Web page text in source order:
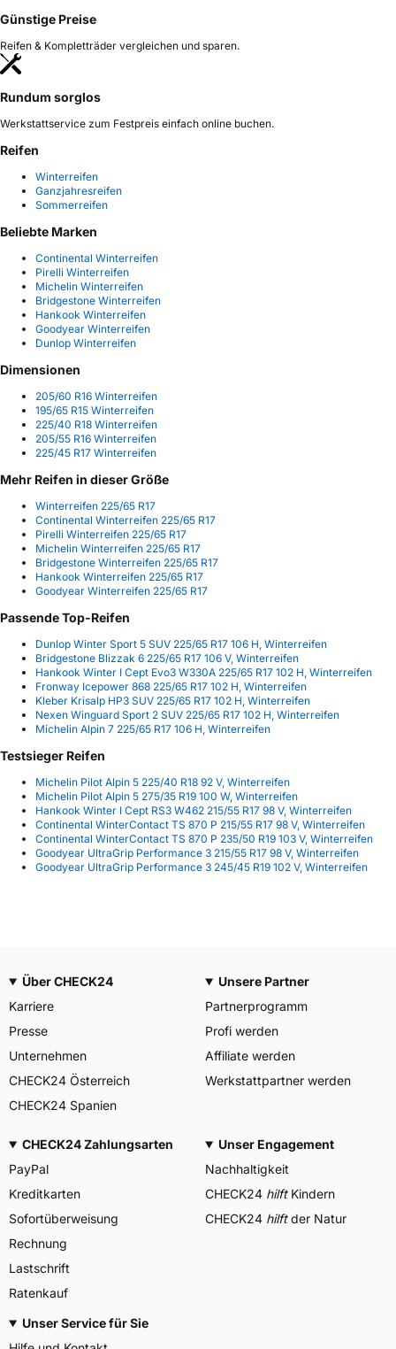
Günstige Preise
Reifen & Kompletträder vergleichen und sparen.
Rundum sorglos
Werkstattservice zum Festpreis einfach online buchen.
Reifen
Winterreifen
Ganzjahresreifen
Sommerreifen
Beliebte Marken
Continental Winterreifen
Pirelli Winterreifen
Michelin Winterreifen
Bridgestone Winterreifen
Hankook Winterreifen
Goodyear Winterreifen
Dunlop Winterreifen
Dimensionen
205/60 R16 Winterreifen
195/65 R15 Winterreifen
225/40 R18 Winterreifen
205/55 R16 Winterreifen
225/45 R17 Winterreifen
Mehr Reifen in dieser Größe
Winterreifen 225/65 R17
Continental Winterreifen 225/65 R17
Pirelli Winterreifen 225/65 R17
Michelin Winterreifen 225/65 R17
Bridgestone Winterreifen 225/65 R17
Hankook Winterreifen 225/65 R17
Goodyear Winterreifen 225/65 R17
Passende Top-Reifen
Dunlop Winter Sport 5 SUV 225/65 R17 106 H, Winterreifen
Bridgestone Blizzak 6 225/65 R17 106 V, Winterreifen
Hankook Winter I Cept Evo3 W330A 225/65 R17 102 H, Winterreifen
Fronway Icepower 868 225/65 R17 102 H, Winterreifen
Kleber Krisalp HP3 SUV 225/65 R17 102 H, Winterreifen
Nexen Winguard Sport 2 SUV 225/65 R17 102 H, Winterreifen
Michelin Alpin 7 225/65 R17 106 H, Winterreifen
Testsieger Reifen
Michelin Pilot Alpin 5 225/40 R18 92 V, Winterreifen
Michelin Pilot Alpin 5 275/35 R19 100 W, Winterreifen
Hankook Winter I Cept RS3 W462 215/55 R17 98 V, Winterreifen
Continental WinterContact TS 870 P 215/55 R17 98 V, Winterreifen
Continental WinterContact TS 870 P 235/50 R19 103 V, Winterreifen
Goodyear UltraGrip Performance 3 215/55 R17 98 V, Winterreifen
Goodyear UltraGrip Performance 3 245/45 R19 102 V, Winterreifen
Über CHECK24
Karriere
Presse
Unternehmen
CHECK24 Österreich
CHECK24 Spanien
Unsere Partner
Partnerprogramm
Profi werden
Affiliate werden
Werkstattpartner werden
CHECK24 Zahlungsarten
PayPal
Kreditkarten
Sofortüberweisung
Rechnung
Lastschrift
Ratenkauf
Unser Engagement
Nachhaltigkeit
CHECK24 hilftKindern
CHECK24 hilftder Natur
Unser Service für Sie